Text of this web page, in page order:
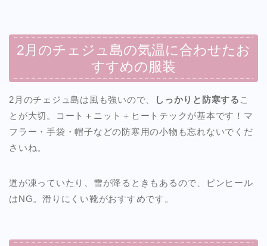
2月のチェジュ島の気温に合わせたお
すすめの服装
2月のチェジュ島は風も強いので、 しっかりと防寒する こ
とが大切。コート＋ニット＋ヒートテックが基本です！マ
フラー・手袋・帽子などの防寒用の小物も忘れないでくだ
さいね。
道が凍っていたり、雪が降るときもあるので、ピンヒール
はNG。滑りにくい靴がおすすめです。